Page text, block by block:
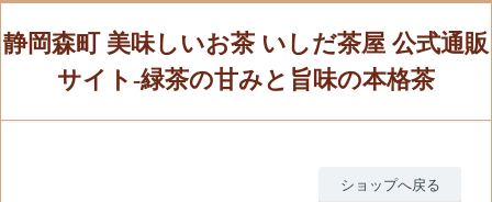
静岡森町 美味しいお茶 いしだ茶屋 公式通販
サイト-緑茶の甘みと旨味の本格茶
ショップへ戻る